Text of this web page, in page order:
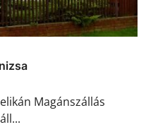
Magánszállás